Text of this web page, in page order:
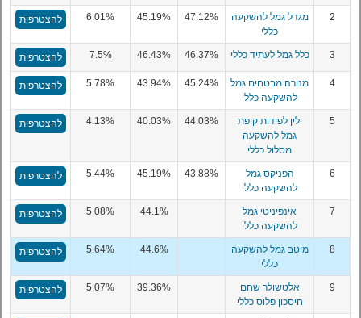
2
מגדל גמל להשקעה
כללי
47.12%
45.19%
6.01% להצטרפות
3 כלל גמל לעתיד כללי 46.37%
46.43%
7.5% להצטרפות
4
מנורה מבטחים גמל
להשקעה כללי
45.24%
43.94%
5.78% להצטרפות
5
ילין לפידות קופת
גמל להשקעה
מסלול כללי
44.03%
40.03%
4.13% להצטרפות
6
הפניקס גמל
להשקעה כללי
43.88%
45.19%
5.44% להצטרפות
7
אינפיניטי גמל
להשקעה כללי
44.1%
5.08% להצטרפות
8
מיטב גמל להשקעה
כללי
44.6%
5.64% להצטרפות
9
אלטשולר שחם
חיסכון פלוס כללי
39.36%
5.07% להצטרפות